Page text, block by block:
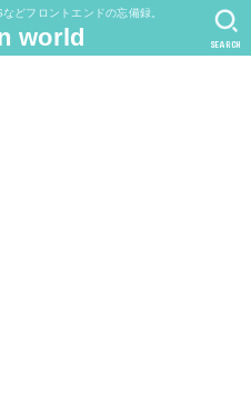
どフロントエンドの忘備録。
world SEARCH